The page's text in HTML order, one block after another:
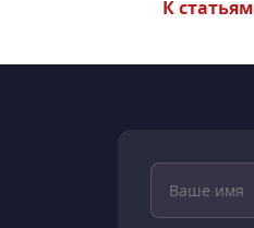
К статьям